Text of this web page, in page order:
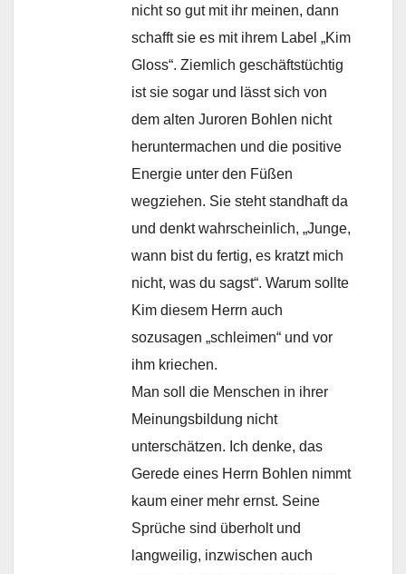
nicht so gut mit ihr meinen, dann
schafft sie es mit ihrem Label „Kim
Gloss“. Ziemlich geschäftstüchtig
ist sie sogar und lässt sich von
dem alten Juroren Bohlen nicht
heruntermachen und die positive
Energie unter den Füßen
wegziehen. Sie steht standhaft da
und denkt wahrscheinlich, „Junge,
wann bist du fertig, es kratzt mich
nicht, was du sagst“. Warum sollte
Kim diesem Herrn auch
sozusagen „schleimen“ und vor
ihm kriechen.
Man soll die Menschen in ihrer
Meinungsbildung nicht
unterschätzen. Ich denke, das
Gerede eines Herrn Bohlen nimmt
kaum einer mehr ernst. Seine
Sprüche sind überholt und
langweilig, inzwischen auch